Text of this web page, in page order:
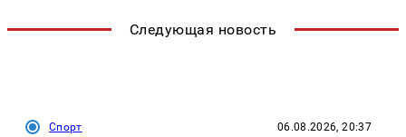
Следующая новость
Спорт 06.08.2026, 20:37